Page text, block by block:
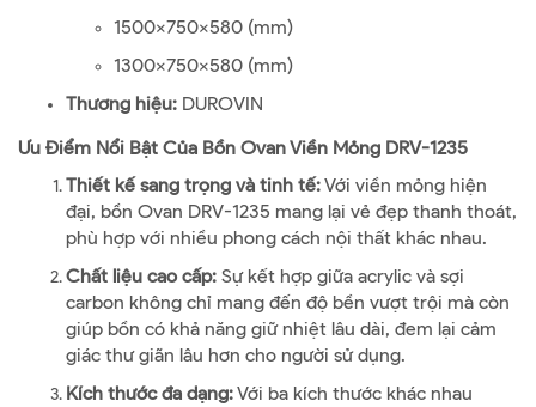
1500x750x580 (mm)
1300x750x580 (mm)
Thương hiệu: DUROVIN
Ưu Điểm Nổi Bật Của Bồn Ovan Viền Mỏng DRV-1235
Thiết kế sang trọng và tinh tế:Với viền mỏng hiện
đại, bồn Ovan DRV-1235 mang lại vẻ đẹp thanh thoát,
phù hợp với nhiều phong cách nội thất khác nhau.
Chất liệu cao cấp: Sự kết hợp giữa acrylic và sợi
carbon không chỉ mang đến độ bền vượt trội mà còn
giúp bồn có khả năng giữ nhiệt lâu dài, đem lại cảm
giác thư giãn lâu hơn cho người sử dụng.
Kích thước đa dạng:Với ba kích thước khác nhau